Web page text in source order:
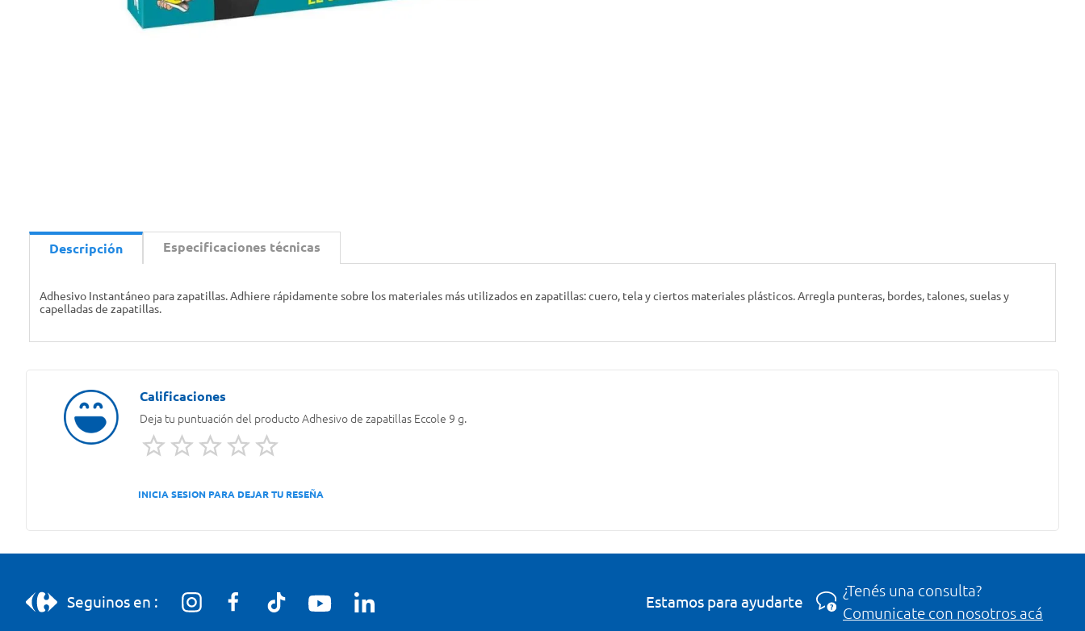
Descripción Especificaciones técnicas
Adhesivo Instantáneo para zapatillas. Adhiere rápidamente sobre los materiales más utilizados en zapatillas: cuero, tela y ciertos materiales plásticos. Arregla punteras, bordes, talones, suelas y
capelladas de zapatillas.
Deja tu puntuación del productoAdhesivo de zapatillas Eccole 9 g.
INICIA SESION PARA DEJAR TU RESEÑA
Seguinos en : Estamos para ayudarte
¿Tenés una consulta?
Comunicate con nosotros acá